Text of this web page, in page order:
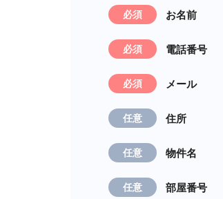
必須 お名前
必須 電話番号
必須 メール
任意 住所
任意 物件名
任意 部屋番号